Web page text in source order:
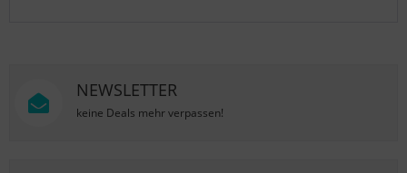
NEWSLETTER
keine Deals mehr verpassen!